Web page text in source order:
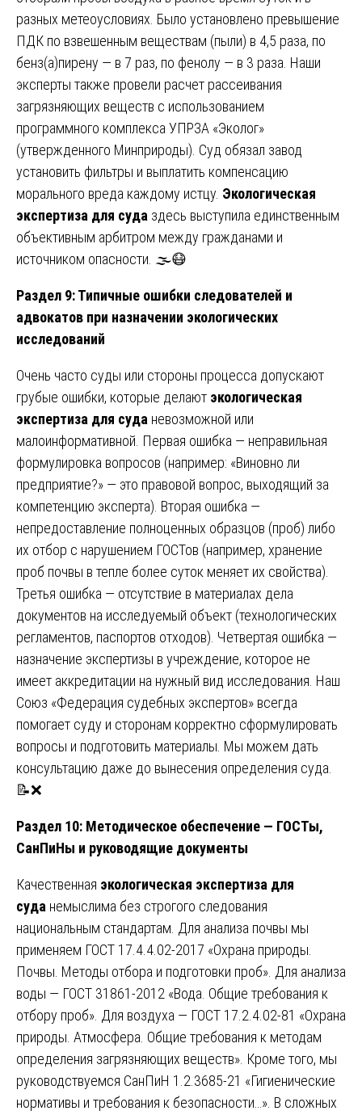
разных метеоусловиях. Было установлено превышение
ПДК по взвешенным веществам (пыли) в 4,5 раза, по
бенз(а)пирену — в 7 раз, по фенолу — в 3 раза. Наши
эксперты также провели расчет рассеивания
загрязняющих веществ с использованием
программного комплекса УПРЗА «Эколог»
(утвержденного Минприроды). Суд обязал завод
установить фильтры и выплатить компенсацию
морального вреда каждому истцу. Экологическая
экспертиза для суда здесь выступила единственным
объективным арбитром между гражданами и
источником опасности. 🌫️😷
Раздел 9: Типичные ошибки следователей и
адвокатов при назначении экологических
исследований
Очень часто суды или стороны процесса допускают
грубые ошибки, которые делают экологическая
экспертиза для суда невозможной или
малоинформативной. Первая ошибка — неправильная
формулировка вопросов (например: «Виновно ли
предприятие?» — это правовой вопрос, выходящий за
компетенцию эксперта). Вторая ошибка —
непредоставление полноценных образцов (проб) либо
их отбор с нарушением ГОСТов (например, хранение
проб почвы в тепле более суток меняет их свойства).
Третья ошибка — отсутствие в материалах дела
документов на исследуемый объект (технологических
регламентов, паспортов отходов). Четвертая ошибка —
назначение экспертизы в учреждение, которое не
имеет аккредитации на нужный вид исследования. Наш
Союз «Федерация судебных экспертов» всегда
помогает суду и сторонам корректно сформулировать
вопросы и подготовить материалы. Мы можем дать
консультацию даже до вынесения определения суда.
📝❌
Раздел 10: Методическое обеспечение — ГОСТы,
СанПиНы и руководящие документы
Качественная экологическая экспертиза для
суда немыслима без строгого следования
национальным стандартам. Для анализа почвы мы
применяем ГОСТ 17.4.4.02-2017 «Охрана природы.
Почвы. Методы отбора и подготовки проб». Для анализа
воды — ГОСТ 31861-2012 «Вода. Общие требования к
отбору проб». Для воздуха — ГОСТ 17.2.4.02-81 «Охрана
природы. Атмосфера. Общие требования к методам
определения загрязняющих веществ». Кроме того, мы
руководствуемся СанПиН 1.2.3685-21 «Гигиенические
нормативы и требования к безопасности…». В сложных